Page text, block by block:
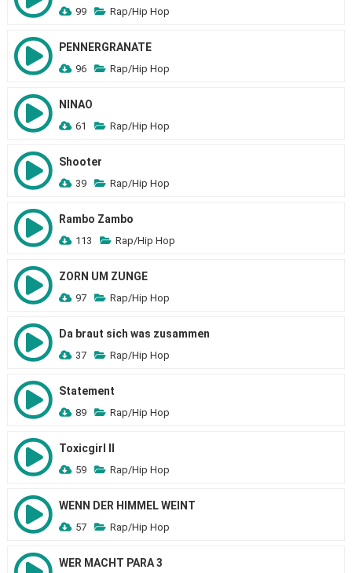
99 Rap/Hip Hop
PENNERGRANATE
96 Rap/Hip Hop
NINAO
61 Rap/Hip Hop
Shooter
39 Rap/Hip Hop
Rambo Zambo
113 Rap/Hip Hop
ZORN UM ZUNGE
97 Rap/Hip Hop
Da braut sich was zusammen
37 Rap/Hip Hop
Statement
89 Rap/Hip Hop
Toxicgirl II
59 Rap/Hip Hop
WENN DER HIMMEL WEINT
57 Rap/Hip Hop
WER MACHT PARA 3